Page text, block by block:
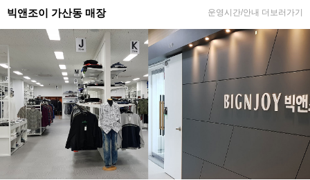
빅앤조이 가산동 매장 운영시간/안내 더보러가기